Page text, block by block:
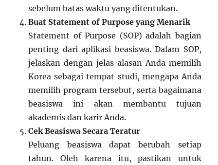
sebelum batas waktu yang ditentukan.
Buat Statement of Purpose yang Menarik
Statement of Purpose (SOP) adalah bagian
penting dari aplikasi beasiswa. Dalam SOP,
jelaskan dengan jelas alasan Anda memilih
Korea sebagai tempat studi, mengapa Anda
memilih program tersebut, serta bagaimana
beasiswa ini akan membantu tujuan
akademis dan karir Anda.
Cek Beasiswa Secara Teratur
Peluang beasiswa dapat berubah setiap
tahun. Oleh karena itu, pastikan untuk